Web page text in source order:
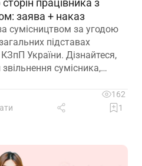
працівника з
заява + наказ
сумісництвом за угодою
підставах
України. Дізнайтеся,
сумісника,
між працівником і
162
1